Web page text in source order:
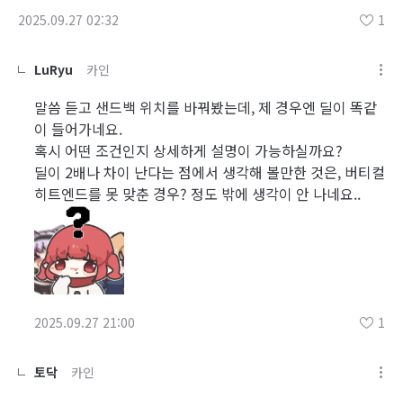
2025.09.27 02:32 1
LuRyu 카인
말씀 듣고 샌드백 위치를 바꿔봤는데, 제 경우엔 딜이 똑같
이 들어가네요.
혹시 어떤 조건인지 상세하게 설명이 가능하실까요?
딜이 2배나 차이 난다는 점에서 생각해 볼만한 것은, 버티컬
히트엔드를 못 맞춘 경우? 정도 밖에 생각이 안 나네요..
2025.09.27 21:00 1
토닥 카인